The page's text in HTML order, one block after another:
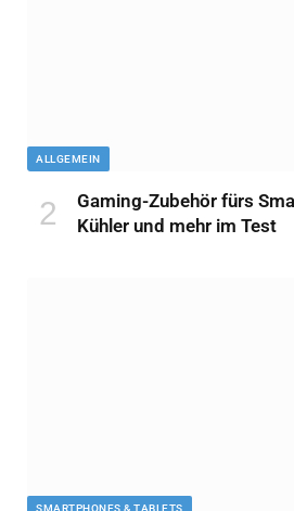
ALLGEMEIN
Gaming-Zubehör fürs
Kühler und mehr im Test
SMARTPHONES & TABLETS